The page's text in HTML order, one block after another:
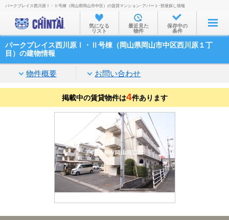
お部屋を探す
沿線・駅から
住所から
家賃相場から
通勤通学時間から
物件特集から
不動産会社から
TOP
パークプレイス西川原Ⅰ・Ⅱ号棟（岡山県岡山市中区）の賃貸マンション･アパート･部屋探し情報
気になる
リスト
最近見た
物件
保存中の
条件
パークプレイス西川原Ⅰ・Ⅱ号棟（岡山県岡山市中区西川原１丁
目）の建物情報
物件概要 お問い合わせ
掲載中の賃貸物件は4件あります